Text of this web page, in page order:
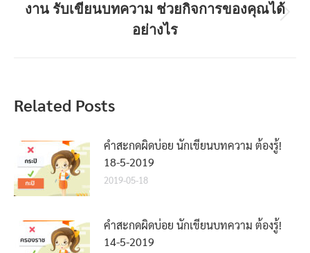
Next
post:
งาน รับเขียนบทความ ช่วยกิจการของคุณได้
อย่างไร
Related Posts
คำสะกดผิดบ่อย นักเขียนบทความ ต้องรู้!
18-5-2019
2019-05-18
คำสะกดผิดบ่อย นักเขียนบทความ ต้องรู้!
14-5-2019